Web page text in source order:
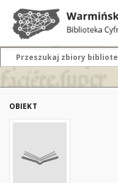
OBIEKT